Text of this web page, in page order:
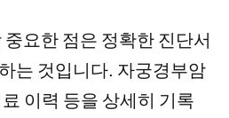
요한 점은 정확한 진단서
는 것입니다. 자궁경부암
이력 등을 상세히 기록